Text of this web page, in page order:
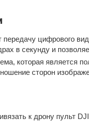
передачу цифрового
в секунду и
которая является
сторон
к дрону пульт